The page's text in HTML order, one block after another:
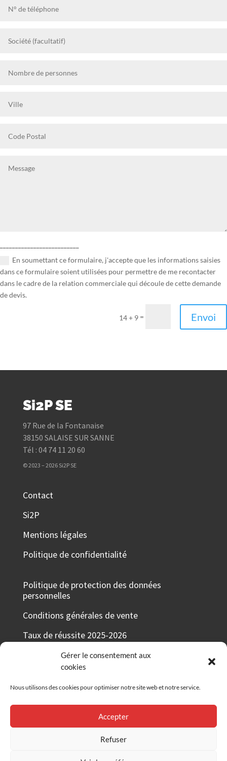
Gérer le consentement aux
cookies
Nous utilisons des cookies pour optimiser notre site web et notre service.
Accepter
Refuser
En soumettant ce formulaire, j'accepte que les informations saisies
dans ce formulaire soient utilisées pour permettre de me recontacter
dans le cadre de la relation commerciale qui découle de cette demande
de devis.
14 + 9 = Envoi
Si2P SE
97 Rue de la Fontanaise
38150 SALAISE SUR SANNE
Tél : 04 74 11 20 60
© 2023 – 2026 Si2P SE
Contact
Si2P
Mentions légales
Politique de confidentialité
Politique de protection des données
personnelles
Conditions générales de vente
Taux de réussite 2025-2026
Votre avis nous intéresse